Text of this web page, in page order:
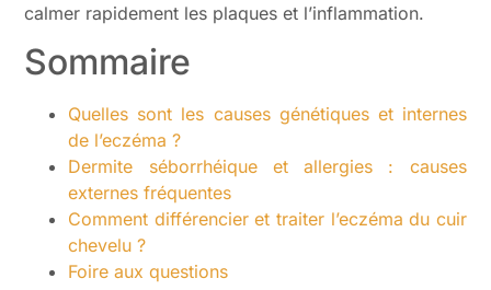
calmer rapidement les plaques et l’inflammation.
Sommaire
Quelles sont les causes génétiques et internes
de l’eczéma ?
Dermite séborrhéique et allergies : causes
externes fréquentes
Comment différencier et traiter l’eczéma du cuir
chevelu ?
Foire aux questions